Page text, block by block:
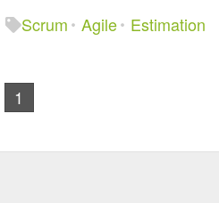
Scrum
Agile Estimation
1